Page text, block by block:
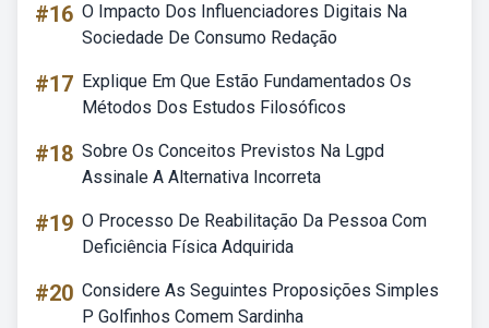
#16 O Impacto Dos Influenciadores Digitais Na
Sociedade De Consumo Redação
#17 Explique Em Que Estão Fundamentados Os
Métodos Dos Estudos Filosóficos
#18 Sobre Os Conceitos Previstos Na Lgpd
Assinale A Alternativa Incorreta
#19 O Processo De Reabilitação Da Pessoa Com
Deficiência Física Adquirida
#20 Considere As Seguintes Proposições Simples
P Golfinhos Comem Sardinha